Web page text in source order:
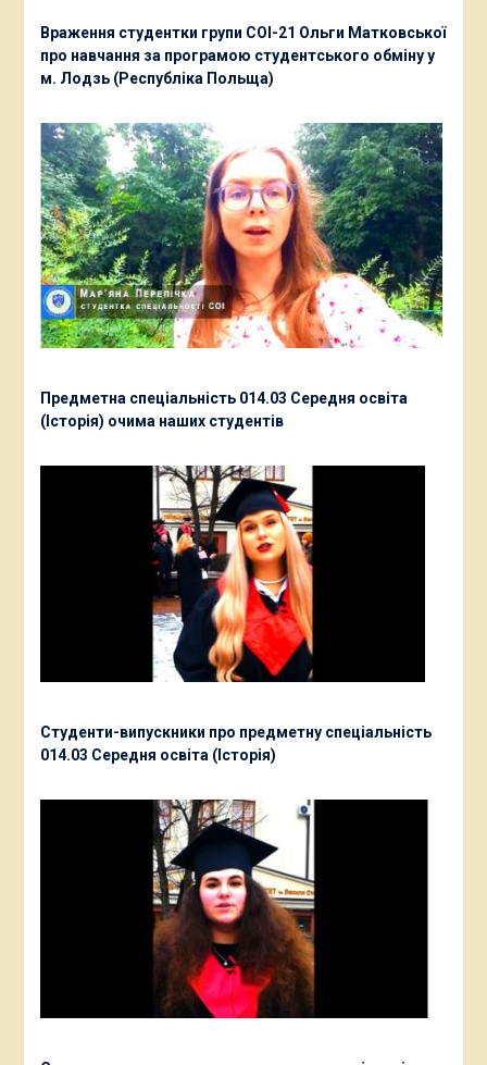
Враження студентки групи СОІ-21 Ольги Матковської
про навчання за програмою студентського обміну у
м. Лодзь (Республіка Польща)
Предметна спеціальність 014.03 Середня освіта
(Історія) очима наших студентів
Студенти-випускники про предметну спеціальність
014.03 Середня освіта (Історія)